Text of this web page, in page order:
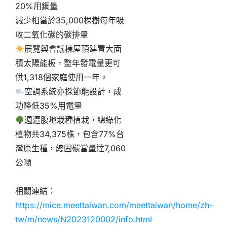
20%用鋼量
減少相當於35,000棵樹每年吸
收二氧化碳的碳排量
展覽與會議棟屋頂建置大面
積太陽能板，整年發電量更可
供1,318個家庭使用一年。
空調系統亦採節能設計，成
功降低35%用電量
週遭腹地栽種植栽，總綠化
植物共34,375株，包含77%台
灣原生種，總固碳當量達7,060
公噸
相關連結：
https://mice.meettaiwan.com/meettaiwan/home/zh-
tw/m/news/N2023120002/info.html